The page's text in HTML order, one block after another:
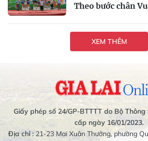
Theo bước chân
XEM THÊM
Giấy phép số 24/GP-BTTTT do Bộ
cấp ngày 16/01/2023.
Địa chỉ :21-23 Mai Xuân Thưởng, phường